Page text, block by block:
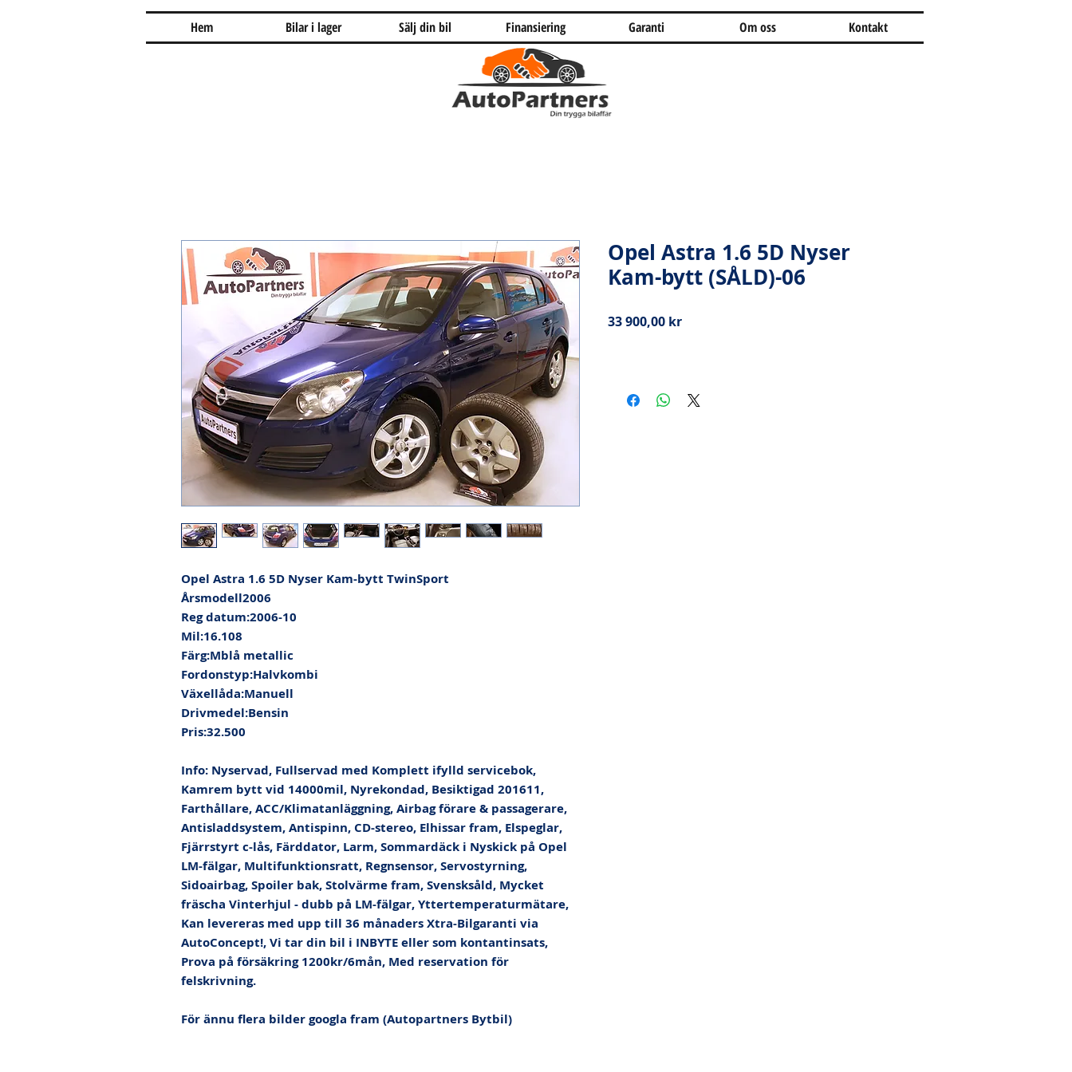
Hem Bilar i lager Sälj din bil Finansiering Garanti Om oss Kontakt
Opel Astra 1.6 5D Nyser Kam-bytt TwinSport
Årsmodell2006
Reg datum:2006-10
Mil:16.108
Färg:Mblå metallic
Fordonstyp:Halvkombi
Växellåda:Manuell
Drivmedel:Bensin
Pris:32.500
Info: Nyservad, Fullservad med Komplett ifylld servicebok,
Kamrem bytt vid 14000mil, Nyrekondad, Besiktigad 201611,
Farthållare, ACC/Klimatanläggning, Airbag förare & passagerare,
Antisladdsystem, Antispinn, CD-stereo, Elhissar fram, Elspeglar,
Fjärrstyrt c-lås, Färddator, Larm, Sommardäck i Nyskick på Opel
LM-fälgar, Multifunktionsratt, Regnsensor, Servostyrning,
Sidoairbag, Spoiler bak, Stolvärme fram, Svensksåld, Mycket
fräscha Vinterhjul - dubb på LM-fälgar, Yttertemperaturmätare,
Kan levereras med upp till 36 månaders Xtra-Bilgaranti via
AutoConcept!, Vi tar din bil i INBYTE eller som kontantinsats,
Prova på försäkring 1200kr/6mån, Med reservation för
felskrivning.
För ännu flera bilder googla fram (Autopartners Bytbil)
Opel Astra 1.6 5D Nyser
Kam-bytt (SÅLD)-06
33 900,00 krPris